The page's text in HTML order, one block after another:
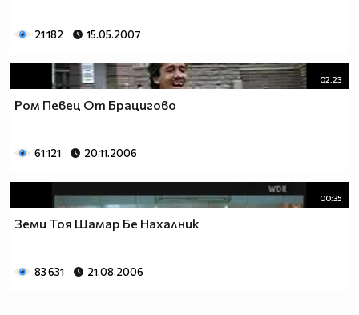
21 182 15.05.2007
02:23
Ром Певец От Брацигово
61 121 20.11.2006
00:35
Земи Тоя Шамар Бе Нахалник
83 631 21.08.2006